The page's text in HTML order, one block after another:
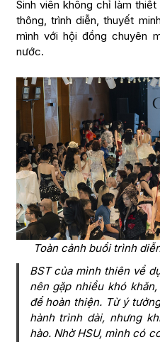
Sinh viên không chỉ làm
thông, trình diễn, thuyết
mình với hội đồng chuyên
nước.
Toàn cảnh buổi trình
BST của mình thiên về
nên gặp nhiều khó
để hoàn thiện. Từ ý
hành trình dài, nhưng
hào. Nhờ HSU, mình có